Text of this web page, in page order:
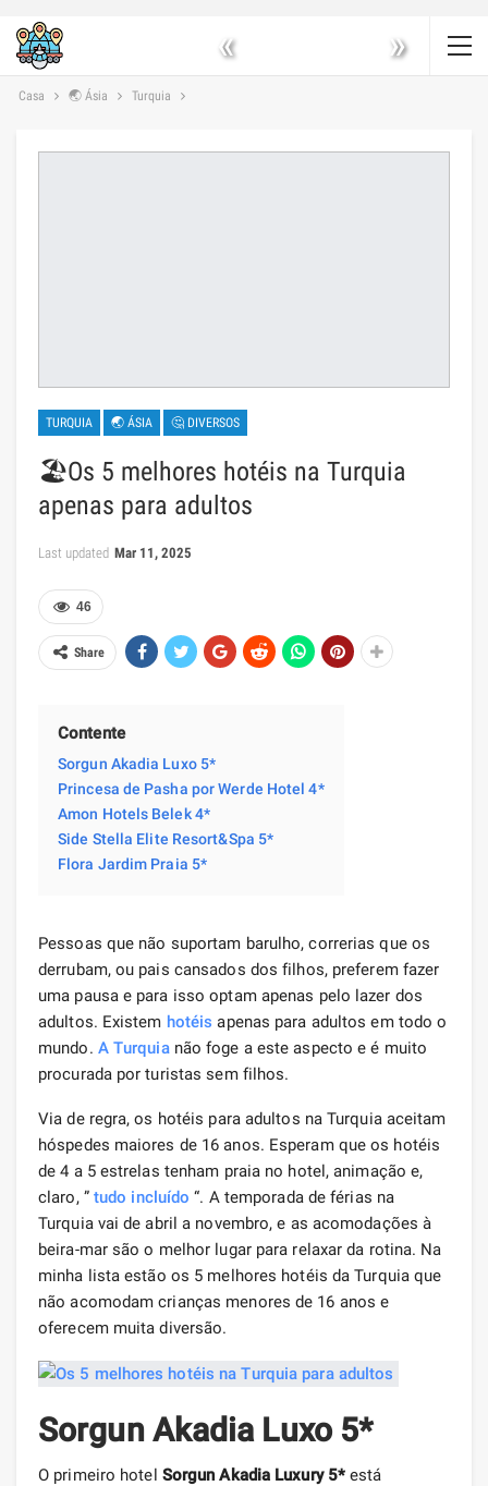
« »
Casa 🌏 Ásia Turquia
TURQUIA 🌏 ÁSIA 🤔 DIVERSOS
🏖️Os 5 melhores hotéis na Turquia
apenas para adultos
Last updated Mar 11, 2025
46
Share
Contente
Sorgun Akadia Luxo 5*
Princesa de Pasha por Werde Hotel 4*
Amon Hotels Belek 4*
Side Stella Elite Resort&Spa 5*
Flora Jardim Praia 5*
Pessoas que não suportam barulho, correrias que os
derrubam, ou pais cansados ​​dos filhos, preferem fazer
uma pausa e para isso optam apenas pelo lazer dos
adultos. Existem hotéis apenas para adultos em todo o
mundo. A Turquianão foge a este aspecto e é muito
procurada por turistas sem filhos.
Via de regra, os hotéis para adultos na Turquia aceitam
hóspedes maiores de 16 anos. Esperam que os hotéis
de 4 a 5 estrelas tenham praia no hotel, animação e,
claro, ” tudo incluído “. A temporada de férias na
Turquia vai de abril a novembro, e as acomodações à
beira-mar são o melhor lugar para relaxar da rotina. Na
minha lista estão os 5 melhores hotéis da Turquia que
não acomodam crianças menores de 16 anos e
oferecem muita diversão.
Sorgun Akadia Luxo 5*
O primeiro hotel Sorgun Akadia Luxury 5* está